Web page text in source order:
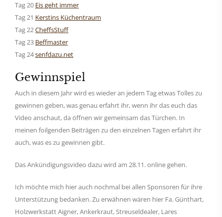
Tag 20 Eis geht immer
Tag 21 Kerstins Küchentraum
Tag 22CheffsStuff
Tag 23 Beffmaster
Tag 24senfdazu.net
Gewinnspiel
Auch in diesem Jahr wird es wieder an jedem Tag etwas Tolles zu
gewinnen geben, was genau erfahrt ihr, wenn ihr das euch das
Video anschaut, da öffnen wir gemeinsam das Türchen. In
meinen foilgenden Beiträgen zu den einzelnen Tagen erfahrt ihr
auch, was es zu gewinnen gibt.
Das Ankündigungsvideo dazu wird am 28.11. online gehen.
Ich möchte mich hier auch nochmal bei allen Sponsoren für ihre
Unterstützung bedanken. Zu erwähnen wären hier Fa. Günthart,
Holzwerkstatt Aigner, Ankerkraut, Streuseldealer, Lares